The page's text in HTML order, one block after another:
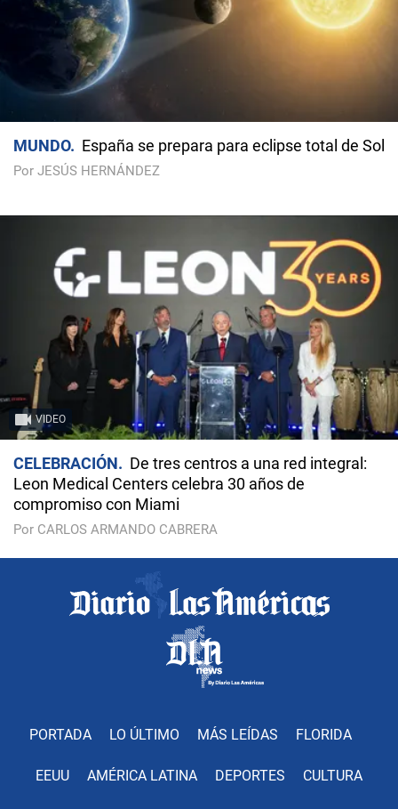
MUNDO España se prepara para eclipse total de Sol
Por JESÚS HERNÁNDEZ
VIDEO
CELEBRACIÓN
De tres centros a una red integral:
Leon Medical Centers celebra 30 años de
compromiso con Miami
Por CARLOS ARMANDO CABRERA
PORTADA LO ÚLTIMO MÁS LEÍDAS FLORIDA
EEUU AMÉRICA LATINA DEPORTES CULTURA